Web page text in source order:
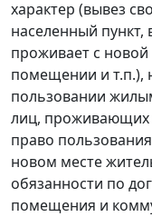
характер (вывез
населенный пункт,
проживает с
помещении и т.п.),
пользовании
лиц, проживающих
право
новом месте
обязанности по
помещения и